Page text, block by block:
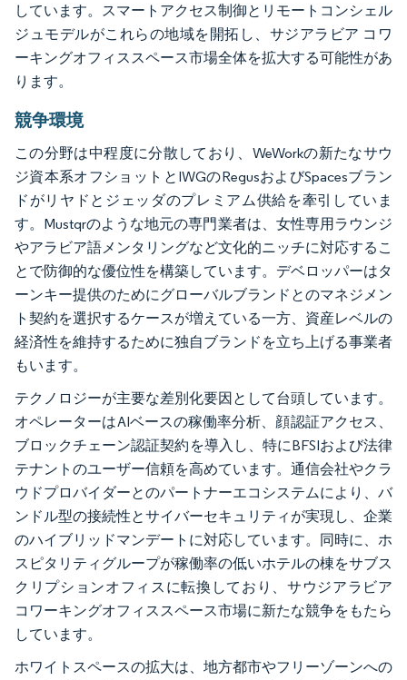
しています。スマートアクセス制御とリモートコンシェル
ジュモデルがこれらの地域を開拓し、サジアラビア コワ
ーキングオフィススペース市場全体を拡大する可能性があ
ります。
競争環境
この分野は中程度に分散しており、WeWorkの新たなサウ
ジ資本系オフショットとIWGのRegusおよびSpacesブラン
ドがリヤドとジェッダのプレミアム供給を牽引していま
す。Mustqrのような地元の専門業者は、女性専用ラウンジ
やアラビア語メンタリングなど文化的ニッチに対応するこ
とで防御的な優位性を構築しています。デベロッパーはタ
ーンキー提供のためにグローバルブランドとのマネジメン
ト契約を選択するケースが増えている一方、資産レベルの
経済性を維持するために独自ブランドを立ち上げる事業者
もいます。
テクノロジーが主要な差別化要因として台頭しています。
オペレーターはAIベースの稼働率分析、顔認証アクセス、
ブロックチェーン認証契約を導入し、特にBFSIおよび法律
テナントのユーザー信頼を高めています。通信会社やクラ
ウドプロバイダーとのパートナーエコシステムにより、バ
ンドル型の接続性とサイバーセキュリティが実現し、企業
のハイブリッドマンデートに対応しています。同時に、ホ
スピタリティグループが稼働率の低いホテルの棟をサブス
クリプションオフィスに転換しており、サウジアラビア
コワーキングオフィススペース市場に新たな競争をもたら
しています。
ホワイトスペースの拡大は、地方都市やフリーゾーンへの